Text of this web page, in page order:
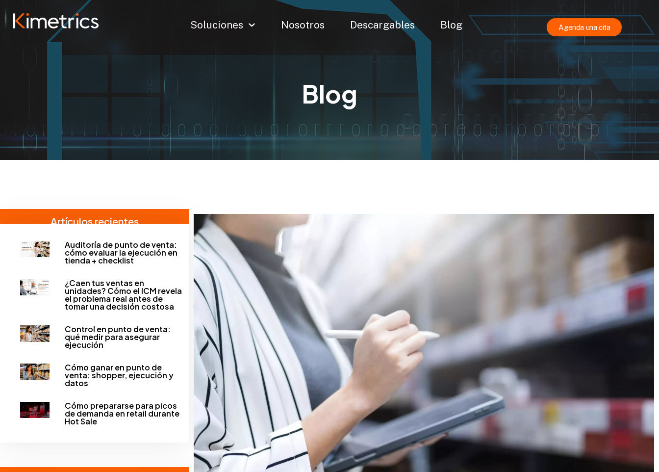
Soluciones Nosotros Descargables Blog Agenda una cita
Blog
Artículos recientes
Auditoría de punto de venta:
cómo evaluar la ejecución en
tienda + checklist
¿Caen tus ventas en
unidades? Cómo el ICM revela
el problema real antes de
tomar una decisión costosa
Control en punto de venta:
qué medir para asegurar
ejecución
Cómo ganar en punto de
venta: shopper, ejecución y
datos
Cómo prepararse para picos
de demanda en retail durante
Hot Sale